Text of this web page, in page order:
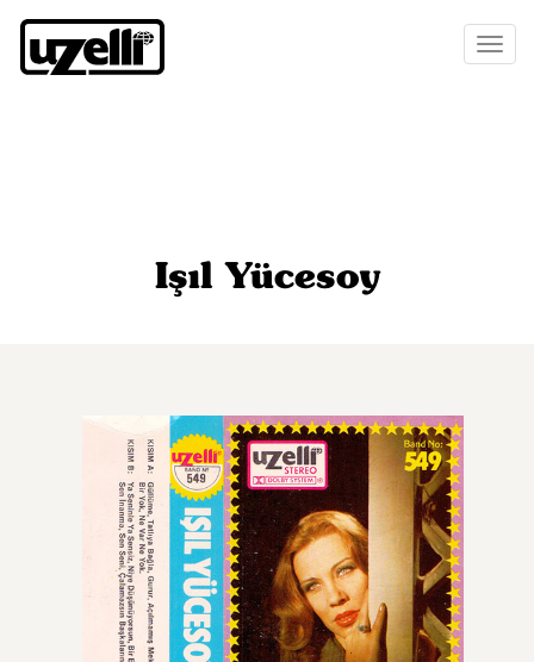
Işıl Yücesoy